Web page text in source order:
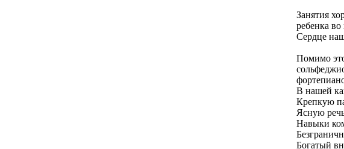
Занятия
ребенка во
Сердце
Помимо
В нашей
Крепкую
Ясную
Навыки
Богатый